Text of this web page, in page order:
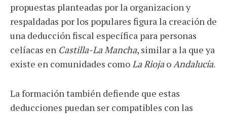
propuestas planteadas por la organizacion y
respaldadas por los populares figura la creación de
una deducción fiscal específica para personas
celíacas en Castilla-La Mancha, similar a la que ya
existe en comunidades como La Riojao Andalucía.
La formación también defiende que estas
deducciones puedan ser compatibles con las